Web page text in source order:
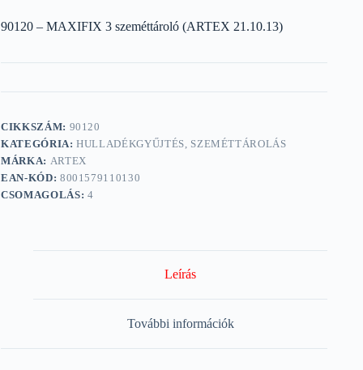
90120 – MAXIFIX 3 szeméttároló (ARTEX 21.10.13)
CIKKSZÁM: 90120
KATEGÓRIA:HULLADÉKGYŰJTÉS, SZEMÉTTÁROLÁS
MÁRKA: ARTEX
EAN-KÓD: 8001579110130
CSOMAGOLÁS: 4
Leírás
További információk